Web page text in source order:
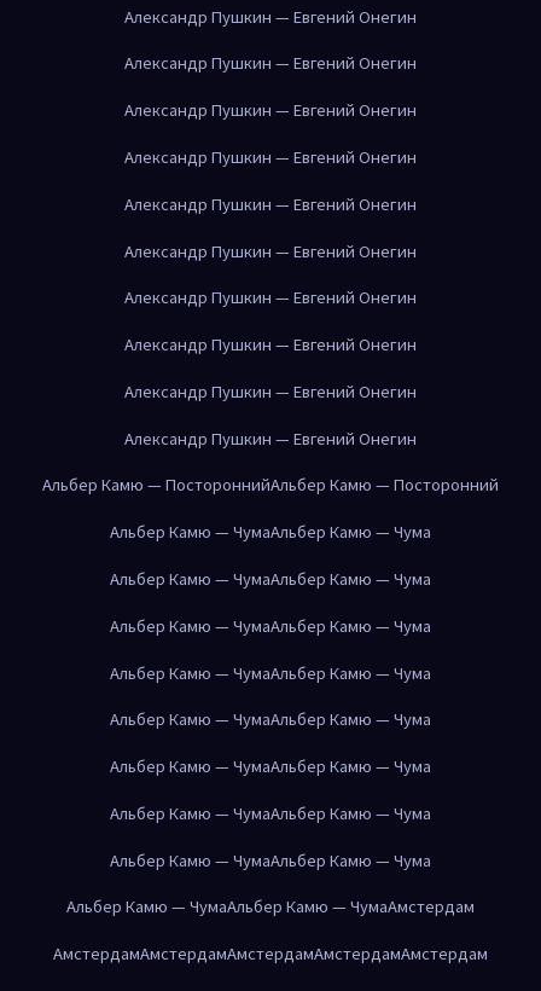
Александр Пушкин — Евгений Онегин
Александр Пушкин — Евгений Онегин
Александр Пушкин — Евгений Онегин
Александр Пушкин — Евгений Онегин
Александр Пушкин — Евгений Онегин
Александр Пушкин — Евгений Онегин
Александр Пушкин — Евгений Онегин
Александр Пушкин — Евгений Онегин
Александр Пушкин — Евгений Онегин
Александр Пушкин — Евгений Онегин
Альбер Камю — ПостороннийАльбер Камю — Посторонний
Альбер Камю — ЧумаАльбер Камю — Чума
Альбер Камю — ЧумаАльбер Камю — Чума
Альбер Камю — ЧумаАльбер Камю — Чума
Альбер Камю — ЧумаАльбер Камю — Чума
Альбер Камю — ЧумаАльбер Камю — Чума
Альбер Камю — ЧумаАльбер Камю — Чума
Альбер Камю — ЧумаАльбер Камю — Чума
Альбер Камю — ЧумаАльбер Камю — Чума
Альбер Камю — ЧумаАльбер Камю — ЧумаАмстердам
АмстердамАмстердамАмстердамАмстердамАмстердам